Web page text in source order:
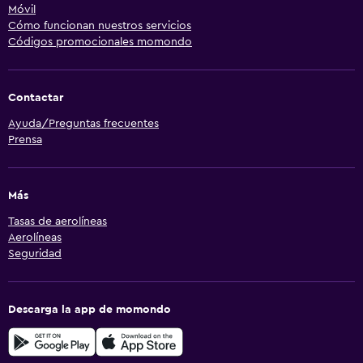
Móvil
Cómo funcionan nuestros servicios
Códigos promocionales momondo
Contactar
Ayuda/Preguntas frecuentes
Prensa
Más
Tasas de aerolíneas
Aerolíneas
Seguridad
Descarga la app de momondo